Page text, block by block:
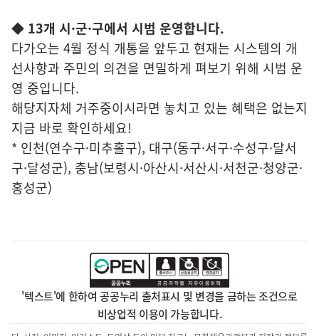
◆ 13개 시·군·구에서 시범 운영합니다.
다가오는 4월 정식 개통을 앞두고 현재는 시스템의 개
선사항과 주민의 의견을 면밀하게 펴보기 위해 시범 운
영 중입니다.
해당지자체 거주중이시라면 놓치고 있는 혜택은 없는지
지금 바로 확인하세요!
* 인천(연수구·미추홀구), 대구(동구·서구·수성구·달서
구·달성군), 충남(보령시·아산시·서산시·서천군·청양군·
홍성군)
'텍스트'에 한하여 공공누리 출처표시 및 변경을 금하는 조건으로
비상업적 이용이 가능합니다.